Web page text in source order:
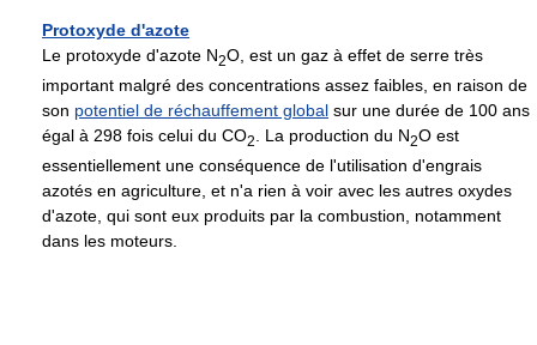
Protoxyde d'azote
Le protoxyde d'azote N2O, est un gaz à effet de serre très
important malgré des concentrations assez faibles, en raison de
son potentiel de réchauffement global sur une durée de 100 ans
égal à 298 fois celui du CO2 . La production du N2O est
essentiellement une conséquence de l'utilisation d'engrais
azotés en agriculture, et n'a rien à voir avec les autres oxydes
d'azote, qui sont eux produits par la combustion, notamment
dans les moteurs.